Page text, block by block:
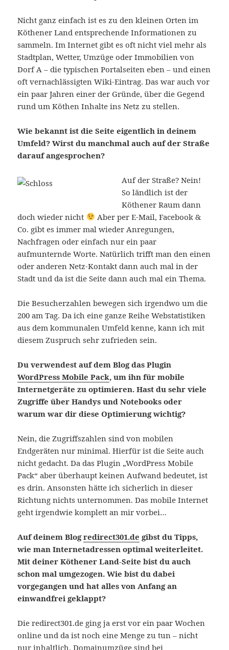
Nicht ganz einfach ist es zu den kleinen Orten im
Köthener Land entsprechende Informationen zu
sammeln. Im Internet gibt es oft nicht viel mehr als
Stadtplan, Wetter, Umzüge oder Immobilien von
Dorf A – die typischen Portalseiten eben – und einen
oft vernachlässigten Wiki-Eintrag. Das war auch vor
ein paar Jahren einer der Gründe, über die Gegend
rund um Köthen Inhalte ins Netz zu stellen.
Wie bekannt ist die Seite eigentlich in deinem
Umfeld? Wirst du manchmal auch auf der Straße
darauf angesprochen?
Auf der Straße? Nein!
So ländlich ist der
Köthener Raum dann
doch wieder nicht
Aber per E-Mail, Facebook &
Co. gibt es immer mal wieder Anregungen,
Nachfragen oder einfach nur ein paar
aufmunternde Worte. Natürlich trifft man den einen
oder anderen Netz-Kontakt dann auch mal in der
Stadt und da ist die Seite dann auch mal ein Thema.
Die Besucherzahlen bewegen sich irgendwo um die
200 am Tag. Da ich eine ganze Reihe Webstatistiken
aus dem kommunalen Umfeld kenne, kann ich mit
diesem Zuspruch sehr zufrieden sein.
Du verwendest auf dem Blog das Plugin
WordPress Mobile Pack, um ihn für mobile
Internetgeräte zu optimieren. Hast du sehr viele
Zugriffe über Handys und Notebooks oder
warum war dir diese Optimierung wichtig?
Nein, die Zugriffszahlen sind von mobilen
Endgeräten nur minimal. Hierfür ist die Seite auch
nicht gedacht. Da das Plugin „WordPress Mobile
Pack“ aber überhaupt keinen Aufwand bedeutet, ist
es drin. Ansonsten hätte ich sicherlich in dieser
Richtung nichts unternommen. Das mobile Internet
geht irgendwie komplett an mir vorbei…
Auf deinem Blogredirect301.de gibst du Tipps,
wie man Internetadressen optimal weiterleitet.
Mit deiner Köthener Land-Seite bist du auch
schon mal umgezogen. Wie bist du dabei
vorgegangen und hat alles von Anfang an
einwandfrei geklappt?
Die redirect301.de ging ja erst vor ein paar Wochen
online und da ist noch eine Menge zu tun – nicht
nur inhaltlich. Domainumzüge sind bei